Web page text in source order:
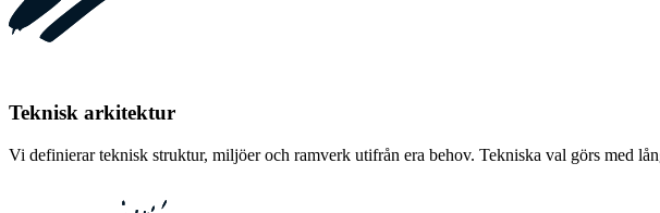
Teknisk arkitektur
Vi definierar teknisk struktur, miljöer och ramverk utifrån era behov. Tekniska val görs med